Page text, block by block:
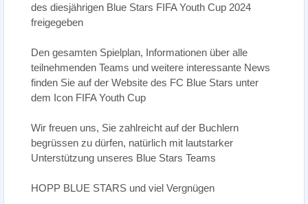
des diesjährigen Blue Stars FIFA Youth Cup 2024
freigegeben
Den gesamten Spielplan, Informationen über alle
teilnehmenden Teams und weitere interessante News
finden Sie auf der Website des FC Blue Stars unter
dem Icon FIFA Youth Cup
Wir freuen uns, Sie zahlreicht auf der Buchlern
begrüssen zu dürfen, natürlich mit lautstarker
Unterstützung unseres Blue Stars Teams
HOPP BLUE STARS und viel Vergnügen